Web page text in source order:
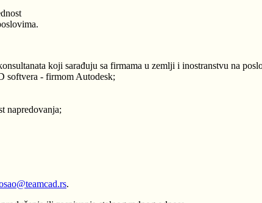
koji sarađuju sa firmama u zemlji i inostranstvu na
softvera - firmom Autodesk;
napredovanja;
.